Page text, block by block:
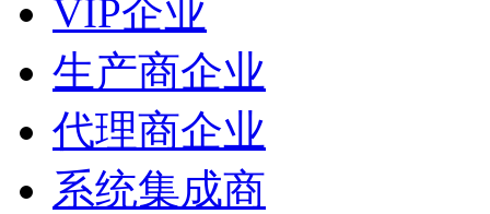
VIP企业
生产商企业
代理商企业
系统集成商